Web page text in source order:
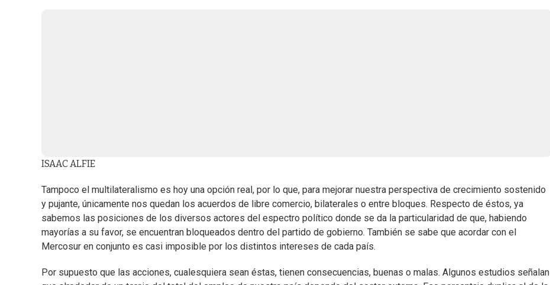
ISAAC ALFIE
Tampoco el multilateralismo es hoy una opción real, por lo que, para mejorar nuestra perspectiva de crecimiento sostenido
y pujante, únicamente nos quedan los acuerdos de libre comercio, bilaterales o entre bloques. Respecto de éstos, ya
sabemos las posiciones de los diversos actores del espectro político donde se da la particularidad de que, habiendo
mayorías a su favor, se encuentran bloqueados dentro del partido de gobierno. También se sabe que acordar con el
Mercosur en conjunto es casi imposible por los distintos intereses de cada país.
Por supuesto que las acciones, cualesquiera sean éstas, tienen consecuencias, buenas o malas. Algunos estudios señalan